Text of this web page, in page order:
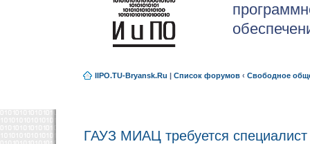
IIPO.TU-Bryansk.Ru | Список форумов ‹ Свободное
ГАУЗ МИАЦ требуется